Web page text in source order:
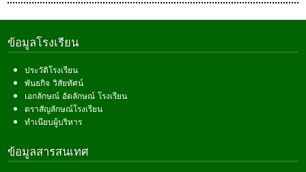
ข้อมูลโรงเรียน
ประวัติโรงเรียน
พันธกิจ วิสัยทัศน์
เอกลักษณ์ อัตลักษณ์ โรงเรียน
ตราสัญลักษณ์โรงเรียน
ทำเนียบผู้บริหาร
ข้อมูลสารสนเทศ